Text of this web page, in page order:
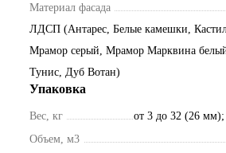
Материал фасада
ЛДСП (Антарес, Белые камешки,
Мрамор серый, Мрамор Марквина
Тунис, Дуб Вотан)
Упаковка
Вес, кг
от 3 до 32 (26
Объем, м3